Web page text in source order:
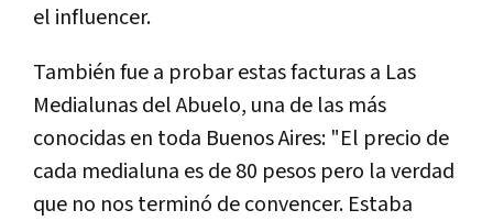
el influencer.
También fue a probar estas facturas a Las
Medialunas del Abuelo, una de las más
conocidas en toda Buenos Aires: "El precio de
cada medialuna es de 80 pesos pero la verdad
que no nos terminó de convencer. Estaba